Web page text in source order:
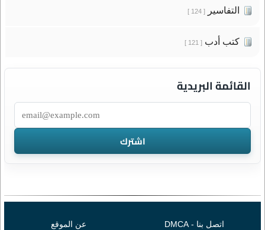
التفاسير[ 124 ]
كتب أدب[ 121 ]
القائمة البريدية
اتصل بنا - DMCA عن الموقع